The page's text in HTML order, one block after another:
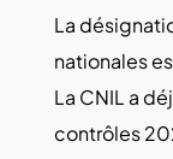
La
nationales
La CNIL a
contrôles